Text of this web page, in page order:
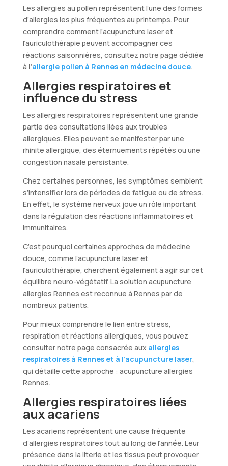
Les allergies au pollen représentent l’une des formes
d’allergies les plus fréquentes au printemps. Pour
comprendre comment l’acupuncture laser et
l’auriculothérapie peuvent accompagner ces
réactions saisonnières, consultez notre page dédiée
à l’allergie pollen à Rennes en médecine douce.
Allergies respiratoires et
influence du stress
Les allergies respiratoires représentent une grande
partie des consultations liées aux troubles
allergiques. Elles peuvent se manifester par une
rhinite allergique, des éternuements répétés ou une
congestion nasale persistante.
Chez certaines personnes, les symptômes semblent
s’intensifier lors de périodes de fatigue ou de stress.
En effet, le système nerveux joue un rôle important
dans la régulation des réactions inflammatoires et
immunitaires.
C’est pourquoi certaines approches de médecine
douce, comme l’acupuncture laser et
l’auriculothérapie, cherchent également à agir sur cet
équilibre neuro-végétatif. La solution acupuncture
allergies Rennes est reconnue à Rennes par de
nombreux patients.
Pour mieux comprendre le lien entre stress,
respiration et réactions allergiques, vous pouvez
consulter notre page consacrée aux allergies
respiratoires à Rennes et à l’acupuncture laser,
qui détaille cette approche : acupuncture allergies
Rennes.
Allergies respiratoires liées
aux acariens
Les acariens représentent une cause fréquente
d’allergies respiratoires tout au long de l’année. Leur
présence dans la literie et les tissus peut provoquer